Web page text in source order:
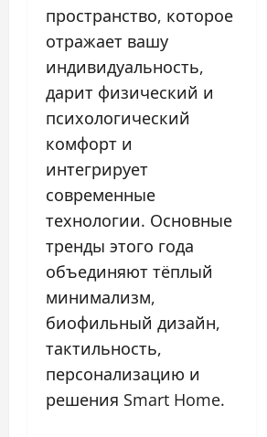
пространство, которое
отражает вашу
индивидуальность,
дарит физический и
психологический
комфорт и
интегрирует
современные
технологии. Основные
тренды этого года
объединяют тёплый
минимализм,
биофильный дизайн,
тактильность,
персонализацию и
решения Smart Home.